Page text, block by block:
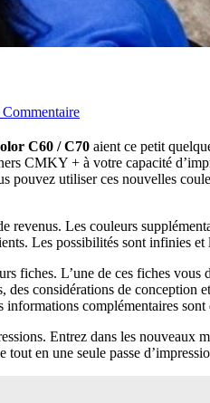
Commentaire
C60 / C70 aient ce petit
CMKY + à votre capacité
pouvez utiliser ces nouvelles
revenus. Les couleurs
Les possibilités sont infinies
fiches. L’une de ces fiches
des considérations de
complémentaires sont
Entrez dans les
en une seule passe